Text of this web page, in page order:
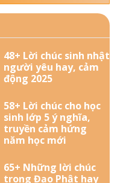
48+ Lời chúc sinh nhật
người yêu hay, cảm
động 2025
58+ Lời chúc cho học
sinh lớp 5 ý nghĩa,
truyền cảm hứng
năm học mới
65+ Những lời chúc
trong Đạo Phật hay